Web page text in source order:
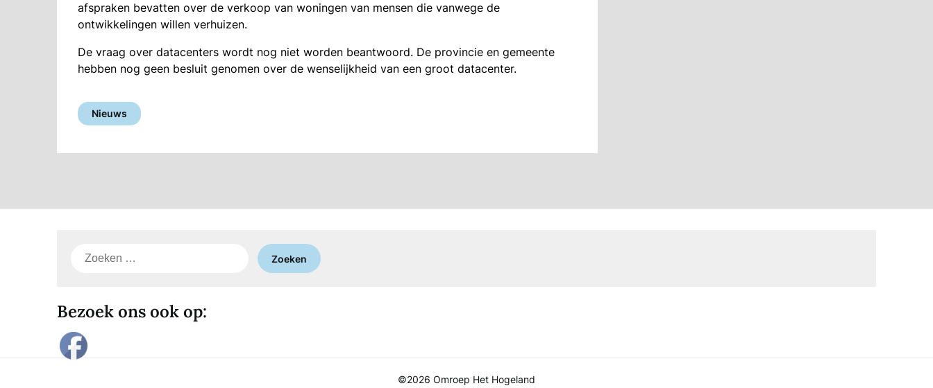
afspraken bevatten over de verkoop van woningen van mensen die vanwege de
ontwikkelingen willen verhuizen.
De vraag over datacenters wordt nog niet worden beantwoord. De provincie en gemeente
hebben nog geen besluit genomen over de wenselijkheid van een groot datacenter.
Nieuws
Zoeken
Bezoek ons ook op:
©2026 Omroep Het Hogeland